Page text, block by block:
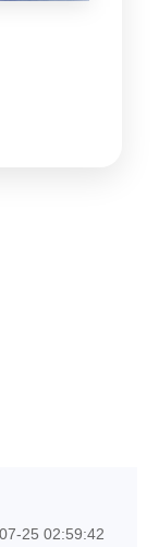
25 02:59:42